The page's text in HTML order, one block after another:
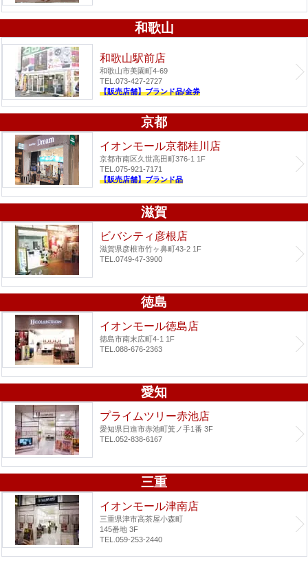
和歌山
和歌山駅前店
和歌山市美園町4-69
TEL.073-427-2727
【販売店舗】ブランド品/金券
京都
イオンモール京都桂川店
京都市南区久世高田町376-1 1F
TEL.075-921-7171
【販売店舗】ブランド品
滋賀
ビバシティ彦根店
滋賀県彦根市竹ヶ鼻町43-2 1F
TEL.0749-47-3900
徳島
イオンモール徳島店
徳島市南末広町4-1 1F
TEL.088-676-2363
愛知
プライムツリー赤池店
愛知県日進市赤池町箕ノ手1番 3F
TEL.052-838-6167
三重
イオンモール津南店
三重県津市高茶屋小森町
145番地 3F
TEL.059-253-2440